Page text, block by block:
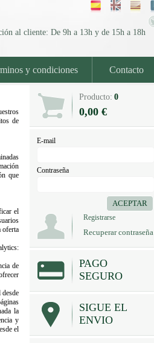
al cliente: De 9h a 13h y de 15h a 18h
y condiciones Contacto
de
que
el
oferta
de
la
y
el
Producto: 0
0,00 €
E-mail
Contraseña
ACEPTAR
Registrarse
Recuperar contraseña
PAGO
SEGURO
SIGUE EL
ENVIO